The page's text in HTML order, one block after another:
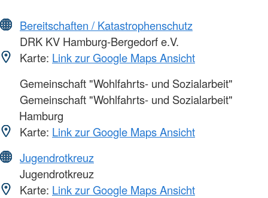
Bereitschaften / Katastrophenschutz
DRK KV Hamburg-Bergedorf e.V.
Karte: Link zur Google Maps Ansicht
Gemeinschaft "Wohlfahrts- und Sozialarbeit"
Gemeinschaft "Wohlfahrts- und Sozialarbeit"
Hamburg
Karte: Link zur Google Maps Ansicht
Jugendrotkreuz
Jugendrotkreuz
Karte: Link zur Google Maps Ansicht